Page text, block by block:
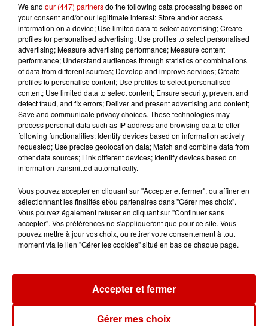
Le Duel - Gagnez vos entrées
pour l'un des zoos de nos
régions !
Destination Vacances - Gagnez
votre séjour en famille au cœur
de la...
Destination Vacances : inscrivez-
vous !
Newsletter
We and our (447) partnersdo the following data processing based on
your consent and/or our legitimate interest: Store and/or access
information on a device; Use limited data to select advertising; Create
profiles for personalised advertising; Use profiles to select personalised
advertising; Measure advertising performance; Measure content
performance; Understand audiences through statistics or combinations
of data from different sources; Develop and improve services; Create
profiles to personalise content; Use profiles to select personalised
content; Use limited data to select content; Ensure security, prevent and
detect fraud, and fix errors; Deliver and present advertising and content;
Save and communicate privacy choices. These technologies may
process personal data such as IP address and browsing data to offer
following functionalities: Identify devices based on information actively
requested; Use precise geolocation data; Match and combine data from
other data sources; Link different devices; Identify devices based on
information transmitted automatically.
Vous pouvez accepter en cliquant sur "Accepter et fermer", ou affiner en
sélectionnant les finalités et/ou partenaires dans "Gérer mes choix".
Vous pouvez également refuser en cliquant sur "Continuer sans
accepter". Vos préférences ne s'appliqueront que pour ce site. Vous
pouvez mettre à jour vos choix, ou retirer votre consentement à tout
moment via le lien "Gérer les cookies" situé en bas de chaque page.
Gérer mes choix
Accepter et fermer